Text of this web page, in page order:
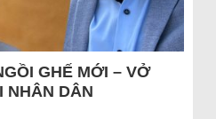
GHẾ MỚI – VỞ
NHÂN DÂN